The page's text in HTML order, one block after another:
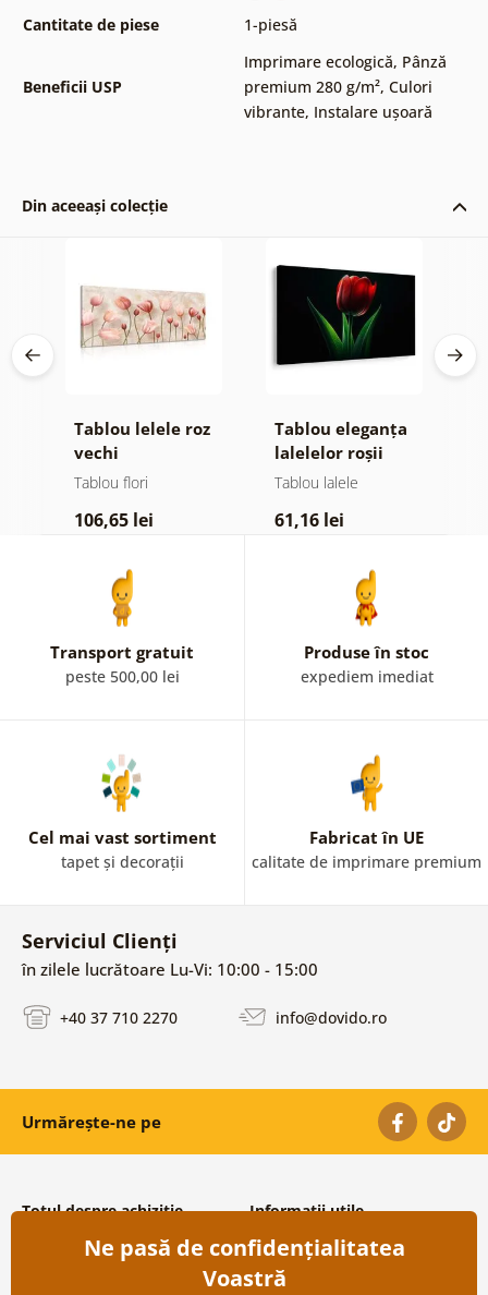
Cantitate de piese
1-piesă
Beneficii USP
Imprimare ecologică, Pânză
premium 280 g/m², Culori
vibrante, Instalare ușoară
Din aceeași colecție
Tablou lelele roz
vechi
Tablou flori
106,65 lei
Tablou eleganța
lalelelor roșii
Tablou lalele
61,16 lei
Transport gratuit
peste 500,00 lei
Produse în stoc
expediem imediat
Cel mai vast sortiment
tapet și decorații
Fabricat în UE
calitate de imprimare premium
Serviciul Clienți
în zilele lucrătoare Lu-Vi: 10:00 - 15:00
+40 37 710 2270 info@dovido.ro
Urmărește-ne pe
Totul despre achiziție
Condiții și termeni generali
Protecția datelor personale
Transport și modalități de plată
Informații utile
Despre noi
Întrebări frecvente
Contacte
Ne pasă de confidențialitatea
Voastră